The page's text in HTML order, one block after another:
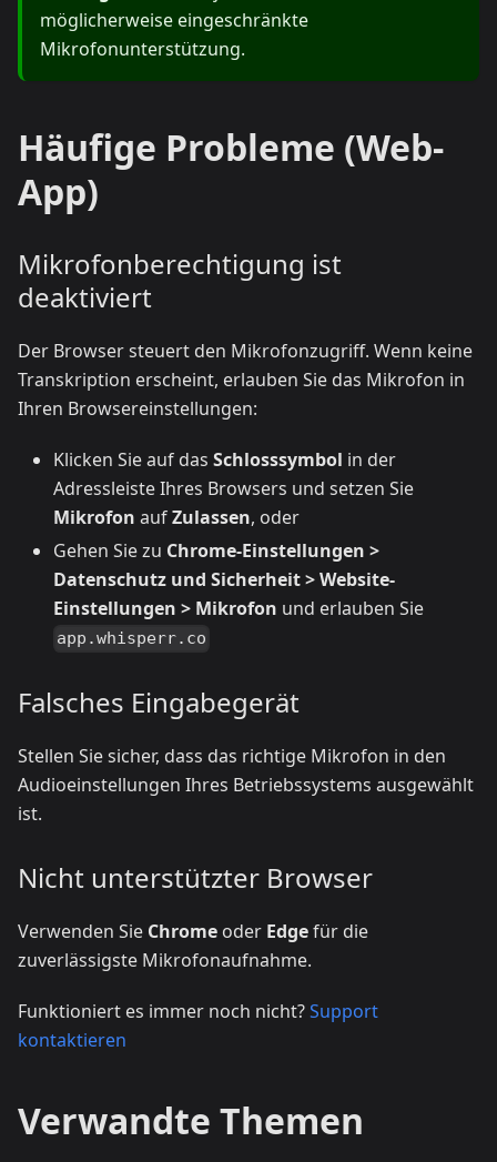
möglicherweise eingeschränkte
Mikrofonunterstützung.
Häufige Probleme (Web-
App)
Mikrofonberechtigung ist
deaktiviert
Der Browser steuert den Mikrofonzugriff. Wenn keine
Transkription erscheint, erlauben Sie das Mikrofon in
Ihren Browsereinstellungen:
Klicken Sie auf das Schlosssymbol in der
Adressleiste Ihres Browsers und setzen Sie
Mikrofon aufZulassen, oder
Gehen Sie zu Chrome-Einstellungen >
Datenschutz und Sicherheit > Website-
Einstellungen > Mikrofon und erlauben Sie
app.whisperr.co
Falsches Eingabegerät
Stellen Sie sicher, dass das richtige Mikrofon in den
Audioeinstellungen Ihres Betriebssystems ausgewählt
ist.
Nicht unterstützter Browser
Verwenden Sie Chrome oder Edgefür die
zuverlässigste Mikrofonaufnahme.
Funktioniert es immer noch nicht?Support
kontaktieren
Verwandte Themen